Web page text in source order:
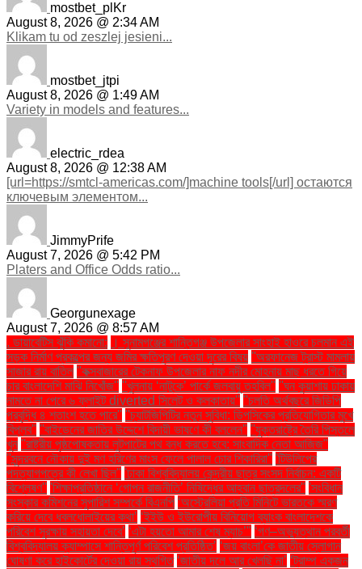
mostbet_plKr
August 8, 2026 @ 2:34 AM
Klikam tu od zeszlej jesieni...
mostbet_jtpi
August 8, 2026 @ 1:49 AM
Variety in models and features...
electric_rdea
August 8, 2026 @ 12:38 AM
[url=https://smtcl-americas.com/]machine tools[/url] остаются
ключевым элементом...
JimmyPrife
August 7, 2026 @ 5:42 PM
Platers and Office Odds ratio...
Georgunexage
August 7, 2026 @ 8:57 AM
. ডায়াবেটিস ঝুঁকি কমানো:
। সুনামগঞ্জের শান্তিগঞ্জ উপজেলার সাংহাই হাওরে চলমান এই
সড়ক নির্মাণ প্রকল্পের জন্য জমির ক্ষতিপূরণ দেওয়া দূরের বিষয় ''অরফানেজ ট্রাস্ট মামলায়
সাজার রায় বাতিল ''কক্সবাজারের টেকনাফ উপজেলার নাফ নদীর মোহনায় মাছ ধরতে গিয়ে
চার বাংলাদেশি মাঝি নিখোঁজ'' ''খুলনায় ‘নাটুকে’ পার্কে জলবায়ু তহবিল'' ''ঘন কুয়াশায় ঢাকায়
নামতে না পেরে ৬ ফ্লাইট diverted সিলেট ও কলকাতায়'' ''চলতি অর্থবছরে জিডিপি
প্রবৃদ্ধি ৪ শতাংশ হতে পারে'' ''চ্যাটজিপিটির নতুন সুবিধা: ডিপসিকের প্রতিযোগিতার মুখে
বিপ্লব'' ''বাইডেনের জাতির উদ্দেশে বিদায়ী ভাষণে কী বললেন'' ''যুক্তরাষ্ট্রে তৈরি পিস্তলে
খুন ''রাষ্ট্রীয় পৃষ্ঠপোষকতায় লুটপাটের পথ বন্ধ করতে হবে: সাংবাদিক নেতা আজিজ"
''সুন্দরবনে নৌকায় দুই মণ হরিণের মাংস ফেলে পালাল চোর শিকারিরা'' 'টিউলিপের
পদত্যাগপত্রে কী লেখা ছিল'' 'ঢাকা বিশ্ববিদ্যালয় কেন্দ্রীয় ছাত্র সংসদ নির্বাচন: একটি
বিশ্লেষণ'' 'শিক্ষাপ্রতিষ্ঠানে ‘গোপন রাজনীতি’ নিষিদ্ধের আহ্বান ছাত্রদলের'' 'সংবিধান
সংস্কার কমিশনের সুপারিশ সম্পর্কে বিএনপি ‘অস্ট্রেলিয়া প্রতি মিনিটে ভারতকে স্মরণ
করিয়ে দেবে ধবলধোলাইয়ের কথা’ ‘ইইউ ও ইউরোপীয় বিনিয়োগ ব্যাংক বাংলাদেশকে
পরিবেশ সুরক্ষায় সহায়তা দেবে’ ‘এটা হয়তো আমার শেষ ম্যাচ’" ‘গণ–অভ্যুত্থান পরবর্তী
বিশ্ববিদ্যালয় ক্যাম্পাসে শান্তিপূর্ণ পরিবেশ প্রতিষ্ঠিত’ ‘জয় বাংলা’কে জাতীয় স্লোগান
ঘোষণা করে হাইকোর্টের দেওয়া রায় স্থগিত ‘জাতীয় দলে আর খেলছি না’ ‘ট্রাম্প একজন